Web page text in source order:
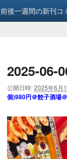
前後一週間の新刊コ
2025-06-
公開日時:2025年6月
個)980円＠餃子酒場